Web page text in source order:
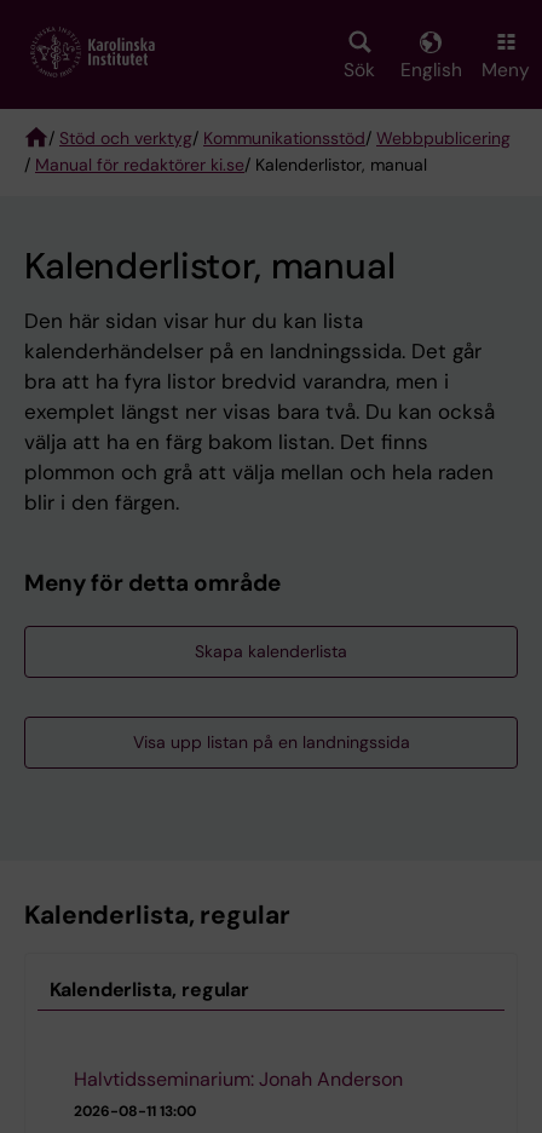
main
Sök English Meny
Breadcrumb
/ Stöd och verktyg/ Kommunikationsstöd/ Webbpublicering
/ Manual för redaktörer ki.se/ Kalenderlistor, manual
Kalenderlistor, manual
Den här sidan visar hur du kan lista
kalenderhändelser på en landningssida. Det går
bra att ha fyra listor bredvid varandra, men i
exemplet längst ner visas bara två. Du kan också
välja att ha en färg bakom listan. Det finns
plommon och grå att välja mellan och hela raden
blir i den färgen.
Meny för detta område
Skapa kalenderlista
Visa upp listan på en landningssida
Kalenderlista, regular
Kalenderlista, regular
Halvtidsseminarium: Jonah Anderson
2026-08-1113:00